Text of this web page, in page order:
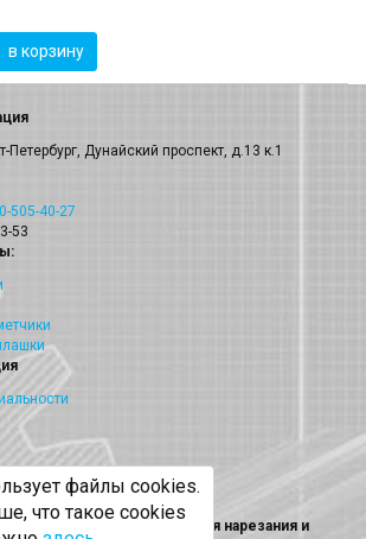
в корзину
Петербург, Дунайский проспект, д.13 к.1
505-40-27
53
метчики, плашки, наборы для нарезания и
файлы cookies.
что такое cookies